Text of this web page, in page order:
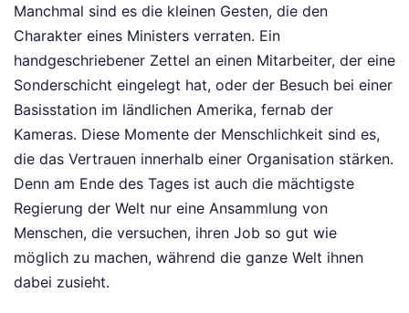
Manchmal sind es die kleinen Gesten, die den
Charakter eines Ministers verraten. Ein
handgeschriebener Zettel an einen Mitarbeiter, der eine
Sonderschicht eingelegt hat, oder der Besuch bei einer
Basisstation im ländlichen Amerika, fernab der
Kameras. Diese Momente der Menschlichkeit sind es,
die das Vertrauen innerhalb einer Organisation stärken.
Denn am Ende des Tages ist auch die mächtigste
Regierung der Welt nur eine Ansammlung von
Menschen, die versuchen, ihren Job so gut wie
möglich zu machen, während die ganze Welt ihnen
dabei zusieht.